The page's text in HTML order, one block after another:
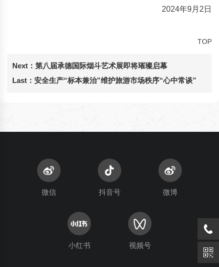
2024年9月2日
TOP
Next： 第八届承德国际烟斗艺术展即将璀璨启幕
Last： 安全生产“标本兼治”维护旅游市场秩序“心中常谈”
微信 抖音号 微博
小红书 视频号